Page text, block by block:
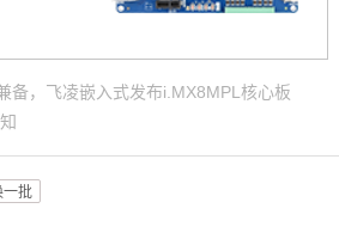
引脚
并针
化用户
好的评
是瑞芯
款高算
备，飞凌嵌入式发布i.MX8MPL核心板
一批